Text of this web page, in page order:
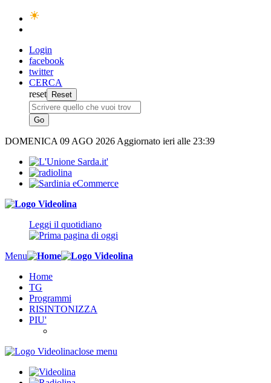
Login
facebook
twitter
CERCA
reset
DOMENICA 09 AGO 2026 Aggiornato ieri alle 23:39
Leggi il quotidiano
Menu
Home
TG
Programmi
RISINTONIZZA
PIU'
close menu